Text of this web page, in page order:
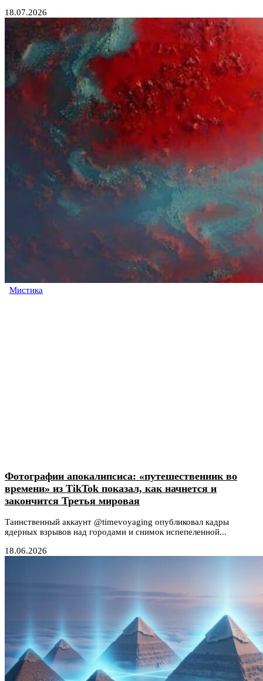
18.07.2026
Мистика
Фотографии апокалипсиса: «путешественник во
времени» из TikTok показал, как начнется и
закончится Третья мировая
Таинственный аккаунт @timevoyaging опубликовал кадры
ядерных взрывов над городами и снимок испепеленной...
18.06.2026